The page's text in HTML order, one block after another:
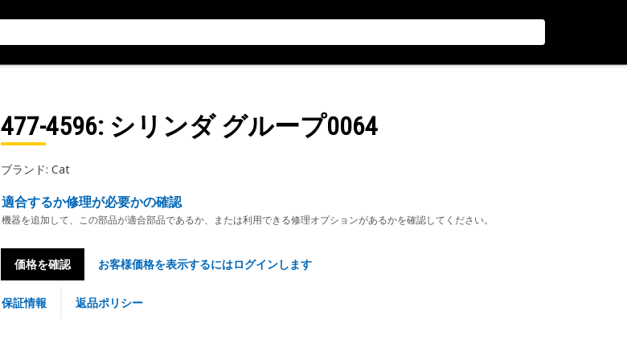
477-4596: シリンダ グループ0064
ブランド: Cat
適合するか修理が必要かの確認
機器を追加して、この部品が適合部品であるか、または利用できる修理オプションがあるかを確認してください。
価格を確認 お客様価格を表示するにはログインします
保証情報 返品ポリシー